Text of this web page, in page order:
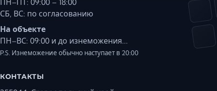
СБ, ВС: по согласованию
На объекте
ПН–ВС: 09:00 и до изнеможения...
P.S. Изнеможение обычно наступает в 20:00
КОНТАКТЫ